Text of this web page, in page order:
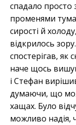
спадало просто
променями
сирості й
відкрилось
спостерігав, як
наче щось
і Стефан
думаючи, що
хащах. Було
можливо надія,